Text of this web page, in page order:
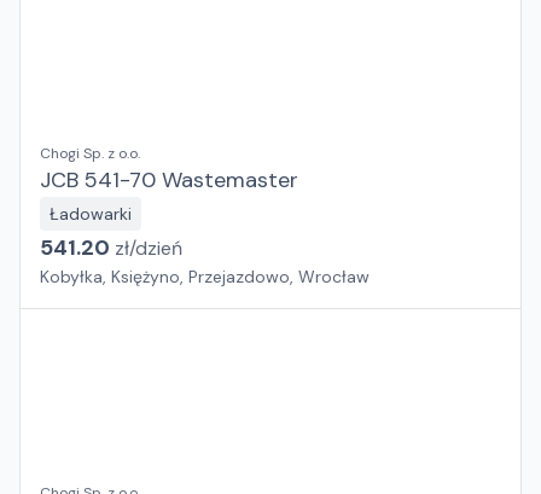
Chogi Sp. z o.o.
JCB 541-70 Wastemaster
Ładowarki
541.20 zł/dzień
Kobyłka, Księżyno, Przejazdowo, Wrocław